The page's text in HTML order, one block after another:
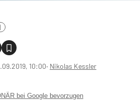
10:00‧ Nikolas Kessler
bei Google bevorzugen